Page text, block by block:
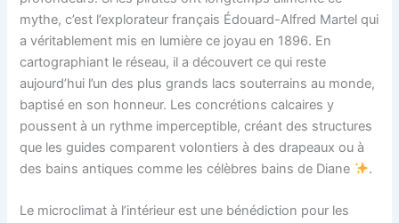
mythe, c’est l’explorateur français Édouard-Alfred Martel qui
a véritablement mis en lumière ce joyau en 1896. En
cartographiant le réseau, il a découvert ce qui reste
aujourd’hui l’un des plus grands lacs souterrains au monde,
baptisé en son honneur. Les concrétions calcaires y
poussent à un rythme imperceptible, créant des structures
que les guides comparent volontiers à des drapeaux ou à
des bains antiques comme les célèbres bains de Diane
.
Le microclimat à l’intérieur est une bénédiction pour les